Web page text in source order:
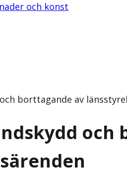
och konst
borttagande av
och